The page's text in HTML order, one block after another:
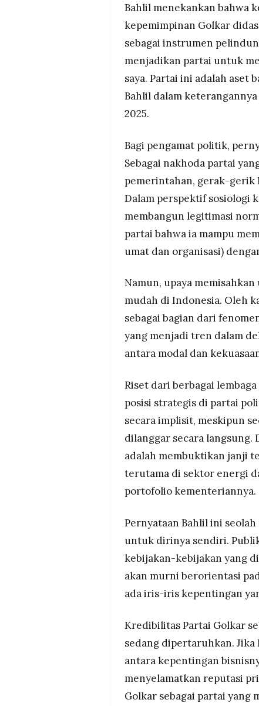
Bahlil menekankan bahwa
kepemimpinan Golkar
sebagai instrumen
menjadikan partai untuk
saya. Partai ini adalah aset
Bahlil dalam
2025.
Bagi pengamat politik,
Sebagai nakhoda partai
pemerintahan, gerak-gerik
Dalam perspektif sosiologi
membangun legitimasi
partai bahwa ia mampu
umat dan organisasi)
Namun, upaya
mudah di Indonesia. Oleh
sebagai bagian dari
yang menjadi tren dalam
antara modal dan
Riset dari berbagai
posisi strategis di partai
secara implisit, meskipun
dilanggar secara langsung.
adalah membuktikan janji
terutama di sektor energi
portofolio kementeriannya.
Pernyataan Bahlil ini
untuk dirinya sendiri.
kebijakan-kebijakan yang
akan murni berorientasi
ada iris-iris kepentingan
Kredibilitas Partai Golkar
sedang dipertaruhkan. Jika
antara kepentingan
menyelamatkan reputasi
Golkar sebagai partai yang